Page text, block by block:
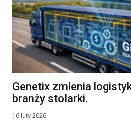
Genetix zmienia
branży stolarki.
16 luty 2026